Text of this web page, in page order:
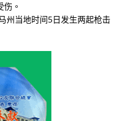
。
当地时间5日发生两起枪击